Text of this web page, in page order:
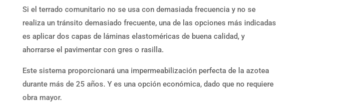
Si el terrado comunitario no se usa con demasiada frecuencia y no se
realiza un tránsito demasiado frecuente, una de las opciones más indicadas
es aplicar dos capas de láminas elastoméricas de buena calidad, y
ahorrarse el pavimentar con gres o rasilla.
Este sistema proporcionará una impermeabilización perfecta de la azotea
durante más de 25 años. Y es una opción económica, dado que no requiere
obra mayor.